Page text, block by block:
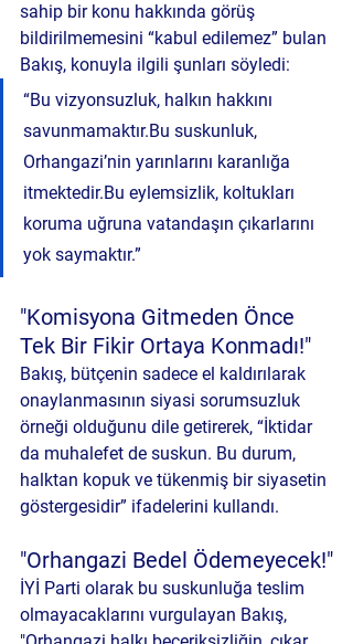
sahip bir konu hakkında görüş
bildirilmemesini “kabul edilemez” bulan
Bakış, konuyla ilgili şunları söyledi:
“Bu vizyonsuzluk, halkın hakkını
savunmamaktır.Bu suskunluk,
Orhangazi’nin yarınlarını karanlığa
itmektedir.Bu eylemsizlik, koltukları
koruma uğruna vatandaşın çıkarlarını
yok saymaktır.”
"Komisyona Gitmeden Önce
Tek Bir Fikir Ortaya Konmadı!"
Bakış, bütçenin sadece el kaldırılarak
onaylanmasının siyasi sorumsuzluk
örneği olduğunu dile getirerek, “İktidar
da muhalefet de suskun. Bu durum,
halktan kopuk ve tükenmiş bir siyasetin
göstergesidir” ifadelerini kullandı.
"Orhangazi Bedel Ödemeyecek!"
İYİ Parti olarak bu suskunluğa teslim
olmayacaklarını vurgulayan Bakış,